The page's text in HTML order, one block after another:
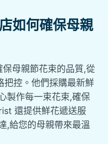
如何確保母親
母親節花束的品質,從
把控。他們採購最新鮮
製作每一束花束,確保
還提供鮮花遞送服
,給您的母親帶來最溫